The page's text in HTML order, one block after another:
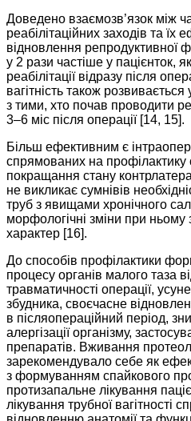
Доведено взаємозв’язок між
реабілітаційних заходів та їх
відновлення репродуктивної
у 2 рази частіше у пацієнток,
реабілітації відразу після
вагітність також
з тими, хто почав проводити
3–6 міс після операції [14, 15].
Більш ефективним є
спрямованих на профілактику
покращання стану
не викликає сумнівів
труб з явищами хронічного
морфологічні зміни при
характер [16].
До способів профілактики
процесу органів малого таза
травматичності операції,
збудника, своє­часне
в післяопераційний період,
алергізації організму,
препаратів. Вживання
зарекомендувало себе як
з формуванням спайкового
протизапальне лікування
лікування трубної вагітності